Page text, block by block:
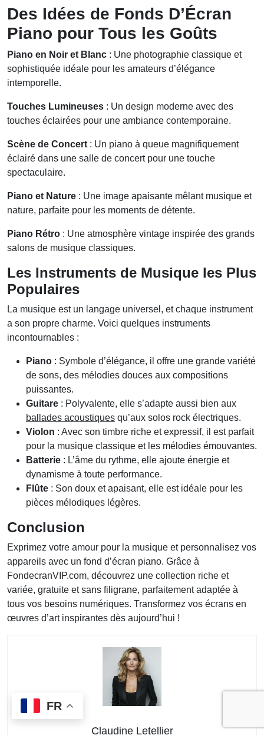
Des Idées de Fonds D’Écran
Piano pour Tous les Goûts
Piano en Noir et Blanc : Une photographie classique et
sophistiquée idéale pour les amateurs d’élégance
intemporelle.
Touches Lumineuses : Un design moderne avec des
touches éclairées pour une ambiance contemporaine.
Scène de Concert: Un piano à queue magnifiquement
éclairé dans une salle de concert pour une touche
spectaculaire.
Piano et Nature : Une image apaisante mêlant musique et
nature, parfaite pour les moments de détente.
Piano Rétro : Une atmosphère vintage inspirée des grands
salons de musique classiques.
Les Instruments de Musique les Plus
Populaires
La musique est un langage universel, et chaque instrument
a son propre charme. Voici quelques instruments
incontournables :
Piano : Symbole d’élégance, il offre une grande variété
de sons, des mélodies douces aux compositions
puissantes.
Guitare : Polyvalente, elle s’adapte aussi bien aux
ballades acoustiques qu’aux solos rock électriques.
Violon : Avec son timbre riche et expressif, il est parfait
pour la musique classique et les mélodies émouvantes.
Batterie : L’âme du rythme, elle ajoute énergie et
dynamisme à toute performance.
Flûte : Son doux et apaisant, elle est idéale pour les
pièces mélodiques légères.
Conclusion
Exprimez votre amour pour la musique et personnalisez vos
appareils avec un fond d’écran piano. Grâce à
FondecranVIP.com, découvrez une collection riche et
variée, gratuite et sans filigrane, parfaitement adaptée à
tous vos besoins numériques. Transformez vos écrans en
œuvres d’art inspirantes dès aujourd’hui !
Claudine Letellier
FR